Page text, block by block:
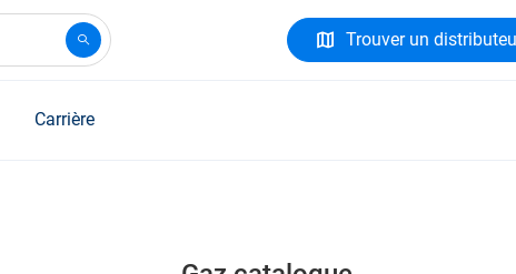
Trouver un
Carrière